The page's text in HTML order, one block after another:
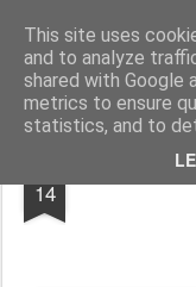
This site uses
and to analyze
shared with Google
metrics to ensure
statistics, and to
Békefy Lajos
Pages
14